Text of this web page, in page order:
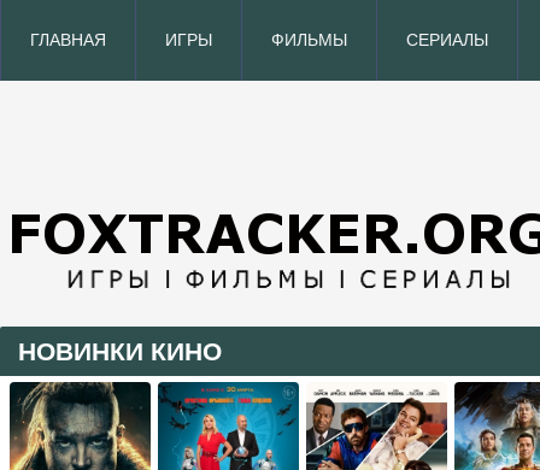
ГЛАВНАЯ ИГРЫ ФИЛЬМЫ СЕРИАЛЫ
НОВИНКИ КИНО